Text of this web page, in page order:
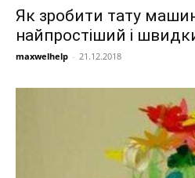
Як зробити тату
найпростіший і
maxwelhelp - 21.12.2018